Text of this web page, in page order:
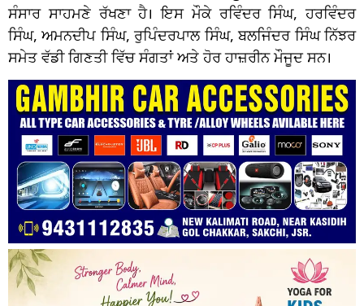
ਸੰਸਾਰ ਸਾਹਮਣੇ ਰੱਖਣਾ ਹੈ। ਇਸ ਮੌਕੇ ਰਵਿੰਦਰ ਸਿੰਘ, ਹਰਵਿੰਦਰ
ਸਿੰਘ, ਅਮਨਦੀਪ ਸਿੰਘ, ਰੁਪਿੰਦਰਪਾਲ ਸਿੰਘ, ਬਲਜਿੰਦਰ ਸਿੰਘ ਨਿੱਝਰ
ਸਮੇਤ ਵੱਡੀ ਗਿਣਤੀ ਵਿੱਚ ਸੰਗਤਾਂ ਅਤੇ ਹੋਰ ਹਾਜ਼ਰੀਨ ਮੌਜੂਦ ਸਨ।